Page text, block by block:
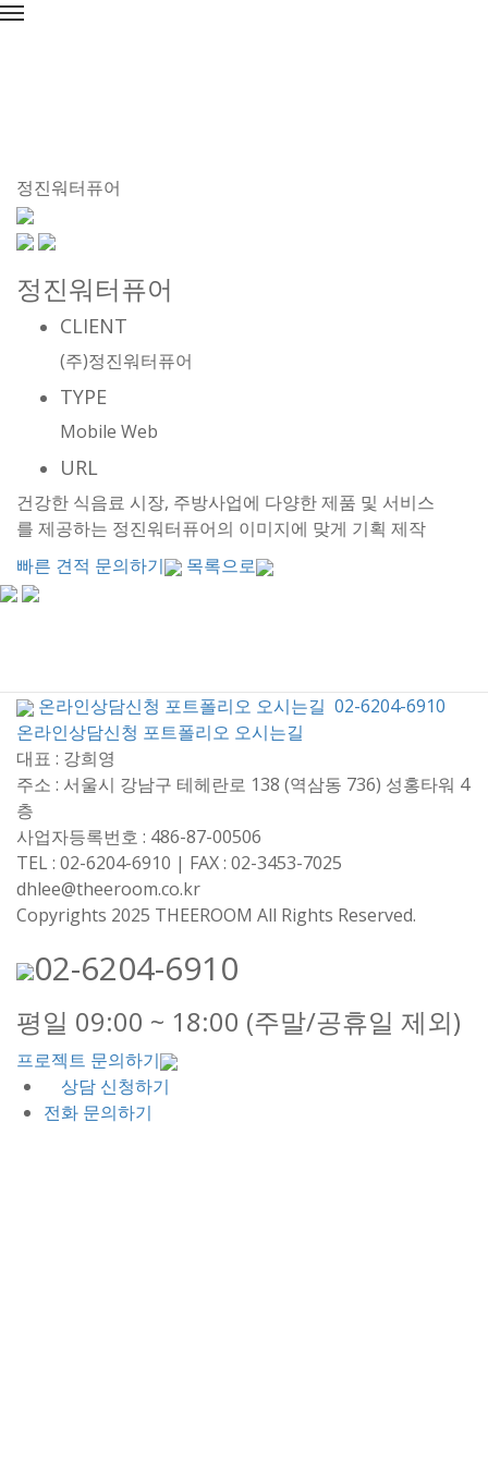
정진워터퓨어
정진워터퓨어
CLIENT
(주)정진워터퓨어
TYPE
Mobile Web
URL
건강한 식음료 시장, 주방사업에 다양한 제품 및 서비스
를 제공하는 정진워터퓨어의 이미지에 맞게 기획 제작
빠른 견적 문의하기
목록으로
온라인상담신청 포트폴리오 오시는길 02-6204-6910
온라인상담신청 포트폴리오 오시는길
대표 : 강희영
주소 : 서울시 강남구 테헤란로 138 (역삼동 736) 성홍타워 4
층
사업자등록번호 : 486-87-00506
TEL : 02-6204-6910 | FAX : 02-3453-7025
dhlee@theeroom.co.kr
Copyrights 2025 THEEROOM All Rights Reserved.
02-6204-6910
평일 09:00 ~ 18:00 (주말/공휴일 제외)
프로젝트 문의하기
상담 신청하기
전화 문의하기